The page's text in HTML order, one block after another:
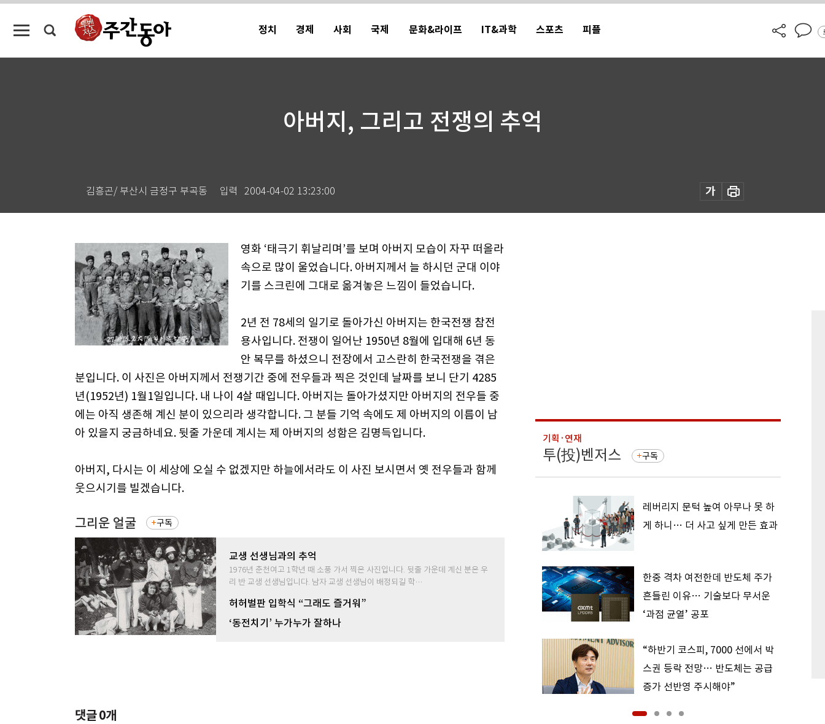
정치 경제 사회 국제 문화&라이프 IT&과학 스포츠 피플
아버지, 그리고 전쟁의 추억
김흥곤/ 부산시 금정구 부곡동 입력 2004-04-02 13:23:00
영화 ‘태극기 휘날리며’를 보며 아버지 모습이 자꾸 떠올라
속으로 많이 울었습니다. 아버지께서 늘 하시던 군대 이야
기를 스크린에 그대로 옮겨놓은 느낌이 들었습니다.
2년 전 78세의 일기로 돌아가신 아버지는 한국전쟁 참전
용사입니다. 전쟁이 일어난 1950년 8월에 입대해 6년 동
안 복무를 하셨으니 전장에서 고스란히 한국전쟁을 겪은
분입니다. 이 사진은 아버지께서 전쟁기간 중에 전우들과 찍은 것인데 날짜를 보니 단기 4285
년(1952년) 1월1일입니다. 내 나이 4살 때입니다. 아버지는 돌아가셨지만 아버지의 전우들 중
에는 아직 생존해 계신 분이 있으리라 생각합니다. 그 분들 기억 속에도 제 아버지의 이름이 남
아 있을지 궁금하네요. 뒷줄 가운데 계시는 제 아버지의 성함은 김명득입니다.
아버지, 다시는 이 세상에 오실 수 없겠지만 하늘에서라도 이 사진 보시면서 옛 전우들과 함께
웃으시기를 빌겠습니다.
그리운 얼굴 구독
교생 선생님과의 추억
1976년 춘천여고 1학년 때 소풍 가서 찍은 사진입니다. 뒷줄 가운데 계신 분은 우
리 반 교생 선생님입니다. 남자 교생 선생님이 배정되길 학…
허허벌판 입학식 “그래도 즐거워”
‘동전치기’ 누가누가 잘하나
댓글0개
기획·연재
투(投)벤저스 구독
레버리지 문턱 높여 아무나 못 하
게 하니… 더 사고 싶게 만든 효과
한중 격차 여전한데 반도체 주가
흔들린 이유… 기술보다 무서운
‘과점 균열’ 공포
“하반기 코스피, 7000 선에서 박
스권 등락 전망… 반도체는 공급
증가 선반영 주시해야”